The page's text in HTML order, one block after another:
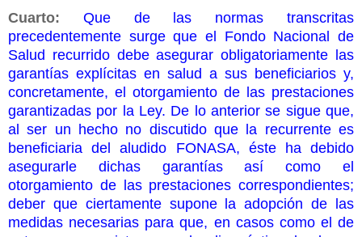
Cuarto:
Que de las normas transcritas
precedentemente surge que el Fondo Nacional de
Salud recurrido debe asegurar obligatoriamente las
garantías explícitas en salud a sus beneficiarios y,
concretamente, el otorgamiento de las prestaciones
garantizadas por la Ley. De lo anterior se sigue que,
al ser un hecho no discutido que la recurrente es
beneficiaria del aludido FONASA, éste ha debido
asegurarle dichas garantías así como el
otorgamiento de las prestaciones correspondientes;
deber que ciertamente supone la adopción de las
medidas necesarias para que, en casos como el de